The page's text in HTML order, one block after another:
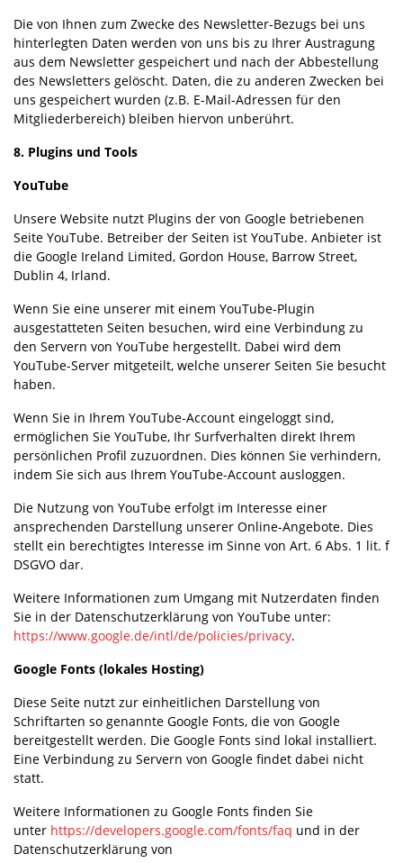
Die von Ihnen zum Zwecke des Newsletter-Bezugs bei uns
hinterlegten Daten werden von uns bis zu Ihrer Austragung
aus dem Newsletter gespeichert und nach der Abbestellung
des Newsletters gelöscht. Daten, die zu anderen Zwecken bei
uns gespeichert wurden (z.B. E-Mail-Adressen für den
Mitgliederbereich) bleiben hiervon unberührt.
8. Plugins und Tools
YouTube
Unsere Website nutzt Plugins der von Google betriebenen
Seite YouTube. Betreiber der Seiten ist YouTube. Anbieter ist
die Google Ireland Limited, Gordon House, Barrow Street,
Dublin 4, Irland.
Wenn Sie eine unserer mit einem YouTube-Plugin
ausgestatteten Seiten besuchen, wird eine Verbindung zu
den Servern von YouTube hergestellt. Dabei wird dem
YouTube-Server mitgeteilt, welche unserer Seiten Sie besucht
haben.
Wenn Sie in Ihrem YouTube-Account eingeloggt sind,
ermöglichen Sie YouTube, Ihr Surfverhalten direkt Ihrem
persönlichen Profil zuzuordnen. Dies können Sie verhindern,
indem Sie sich aus Ihrem YouTube-Account ausloggen.
Die Nutzung von YouTube erfolgt im Interesse einer
ansprechenden Darstellung unserer Online-Angebote. Dies
stellt ein berechtigtes Interesse im Sinne von Art. 6 Abs. 1 lit. f
DSGVO dar.
Weitere Informationen zum Umgang mit Nutzerdaten finden
Sie in der Datenschutzerklärung von YouTube unter:
https://www.google.de/intl/de/policies/privacy.
Google Fonts (lokales Hosting)
Diese Seite nutzt zur einheitlichen Darstellung von
Schriftarten so genannte Google Fonts, die von Google
bereitgestellt werden. Die Google Fonts sind lokal installiert.
Eine Verbindung zu Servern von Google findet dabei nicht
statt.
Weitere Informationen zu Google Fonts finden Sie
unter https://developers.google.com/fonts/faq und in der
Datenschutzerklärung von